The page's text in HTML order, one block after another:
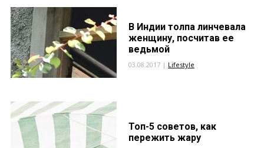
В Индии толпа линчевала
женщину, посчитав ее
ведьмой
03.08.2017 | Lifestyle
Топ-5 советов, как
пережить жару